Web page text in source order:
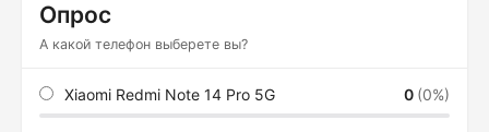
Опрос
А какой телефон выберете вы?
Xiaomi Redmi Note 14 Pro 5G 0 (0%)